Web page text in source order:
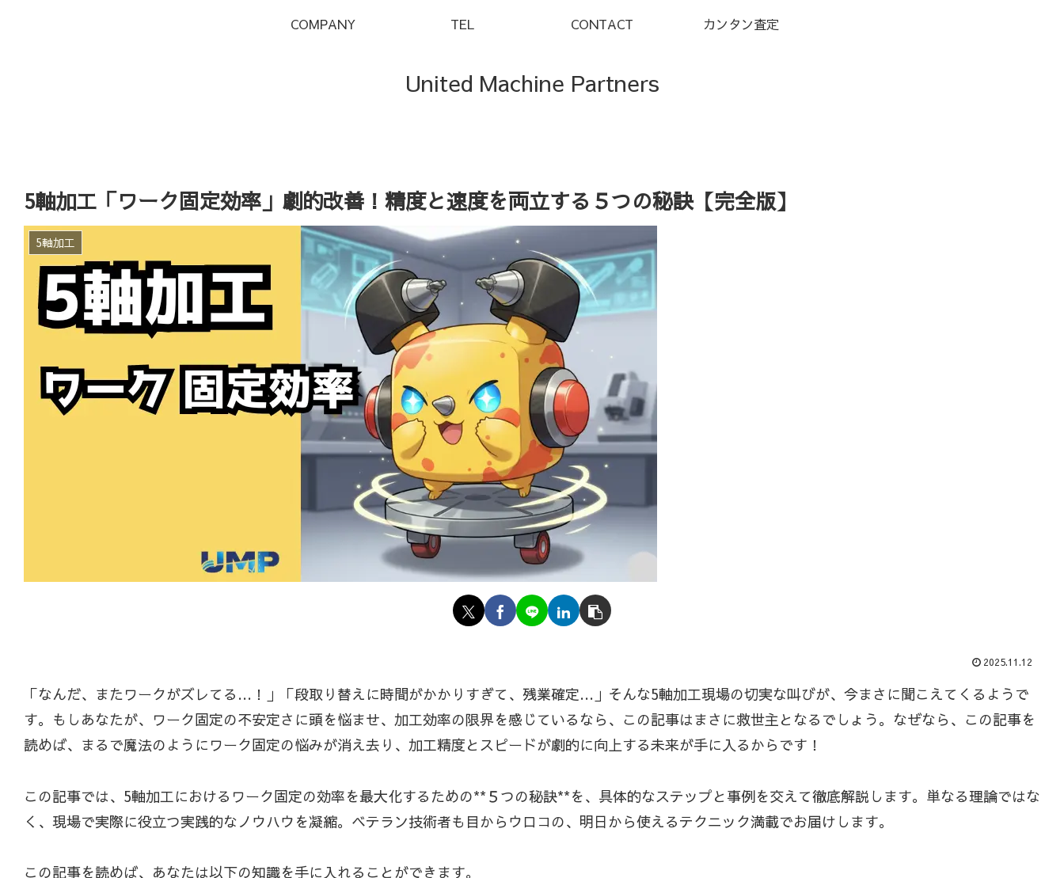
United Machine Partners
COMPANY TEL CONTACT カンタン査定
5軸加工「ワーク固定効率」劇的改善！精度と速度を両立する５つの秘訣【完全版】
5軸加工
2025.11.12
「なんだ、またワークがズレてる…！」「段取り替えに時間がかかりすぎて、残業確定…」そんな5軸加工現場の切実な叫びが、今まさに聞こえてくるようで
す。もしあなたが、ワーク固定の不安定さに頭を悩ませ、加工効率の限界を感じているなら、この記事はまさに救世主となるでしょう。なぜなら、この記事を
読めば、まるで魔法のようにワーク固定の悩みが消え去り、加工精度とスピードが劇的に向上する未来が手に入るからです！
この記事では、5軸加工におけるワーク固定の効率を最大化するための**５つの秘訣**を、具体的なステップと事例を交えて徹底解説します。単なる理論ではな
く、現場で実際に役立つ実践的なノウハウを凝縮。ベテラン技術者も目からウロコの、明日から使えるテクニック満載でお届けします。
この記事を読めば、あなたは以下の知識を手に入れることができます。